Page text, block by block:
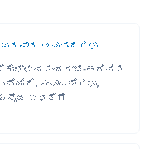
ಅನುವಾದಗಳು
ಸಂದರ್ಭ-ಅರಿವಿನ
ಸಂಭಾಷಣೆಗಳು,
ನೈಜ ಬಳಕೆಗೆ